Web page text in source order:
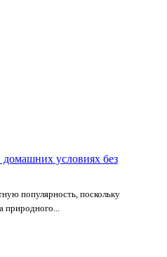
домашних условиях без
популярность, поскольку